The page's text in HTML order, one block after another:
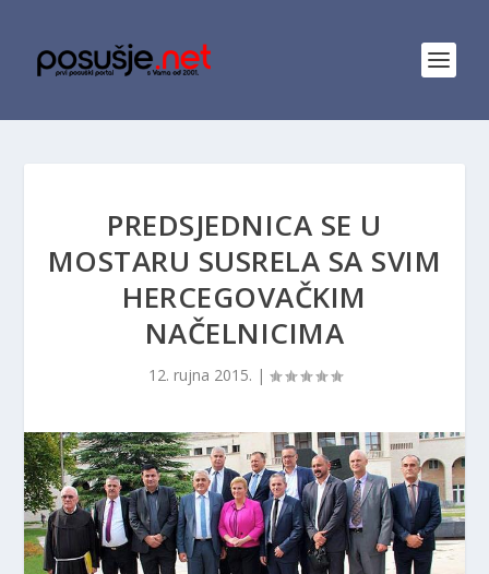
PREDSJEDNICA SE U
MOSTARU SUSRELA SA SVIM
HERCEGOVAČKIM
NAČELNICIMA
12. rujna 2015. |